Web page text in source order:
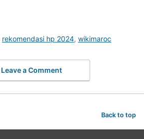
rekomendasi hp 2024, wikimaroc
Leave a Comment
Back to top